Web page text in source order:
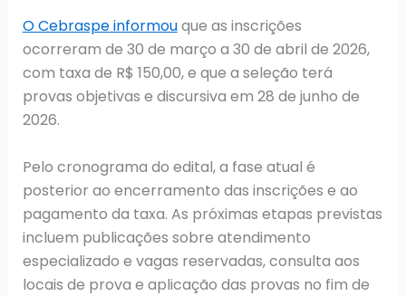
O Cebraspe informouque as inscrições
ocorreram de 30 de março a 30 de abril de 2026,
com taxa de R$ 150,00, e que a seleção terá
provas objetivas e discursiva em 28 de junho de
2026.
Pelo cronograma do edital, a fase atual é
posterior ao encerramento das inscrições e ao
pagamento da taxa. As próximas etapas previstas
incluem publicações sobre atendimento
especializado e vagas reservadas, consulta aos
locais de prova e aplicação das provas no fim de